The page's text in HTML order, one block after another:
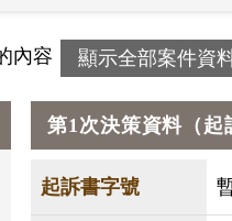
內容 顯示全部案件資
第1次決策資料（起
起訴書字號